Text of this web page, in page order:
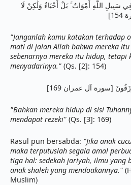
وَلَا تَقُولُوا لِمَنْ يُقْتَلُ فِي سَبِيلِ اللَّهِ أَمْوَاتٌ ۚ بَلْ أَحْيَاءٌ وَلَٰكِنْ لَا
"Janganlah kamu katakan terhadap
mati di jalan Allah bahwa mereka
sebenarnya mereka itu hidup, tetapi
menyadarinya." (Qs. [2]: 154)
[سورة آل عمران 169]
"Bahkan mereka hidup di sisi
mendapat rezeki" (Qs. [3]: 169)
Rasul pun bersabda: "Jika anak
maka terputuslah segala amal
tiga hal: sedekah jariyah, ilmu yang
anak shaleh yang mendoakannya."
Muslim)